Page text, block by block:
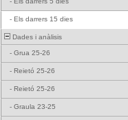
- Els darrers 15 dies
Dades i anàlisis
- Grua 25-26
- Reietó 25-26
- Reietó 25-26
- Graula 23-25